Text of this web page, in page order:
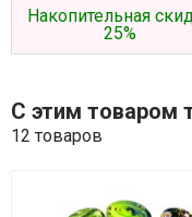
Накопительная
25%
С этим товаром
12 товаров